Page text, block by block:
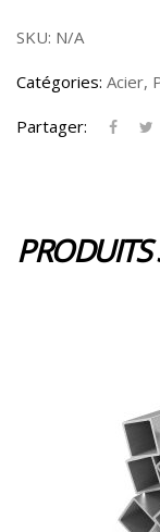
en
-
SKU: N/A
Catégories: Acier,
Partager:
PRODUITS